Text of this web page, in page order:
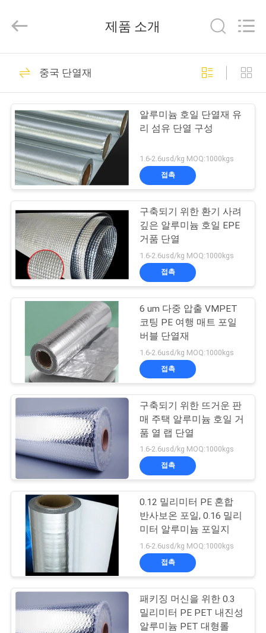
제
품
비
디
오
리
것
공
장
어
관
리
Bright
Master
Exporting
금속화 필름
50
Bopp 금속을 입힌 영
화
36
금속 CPP 영화
15
금속을 입힌 애완 동
물 영화
33
컬러 금속화 필름
25
제품 소개
중국 단열재
알루미늄 호일 단열재 유
리 섬유 단열 구성
1.6-2.6usd/kg MOQ:1000kgs
접촉
구축되기 위한 환기 사려
깊은 알루미늄 호일 EPE
거품 단열
1.6-2.6usd/kg MOQ:1000kgs
접촉
6 um 다중 압출 VMPET
코팅 PE 여행 매트 포일
버블 단열재
1.6-2.6usd/kg MOQ:1000kgs
접촉
구축되기 위한 뜨거운 판
매 주택 알루미늄 호일 거
품 열 랩 단열
1.6-2.6usd/kg MOQ:1000kgs
접촉
0.12 밀리미터 PE 혼합
반사보온 포일, 0.16 밀리
미터 알루미늄 포일지
1.6-2.6usd/kg MOQ:1000kgs
접촉
패키징 머신을 위한 0.3
밀리미터 PE PET 내진성
알루미늄 PET 대형롤